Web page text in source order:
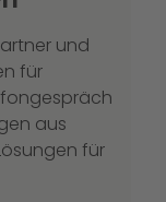
und
für
aus
für